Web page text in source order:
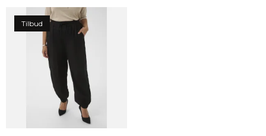
Tilbud